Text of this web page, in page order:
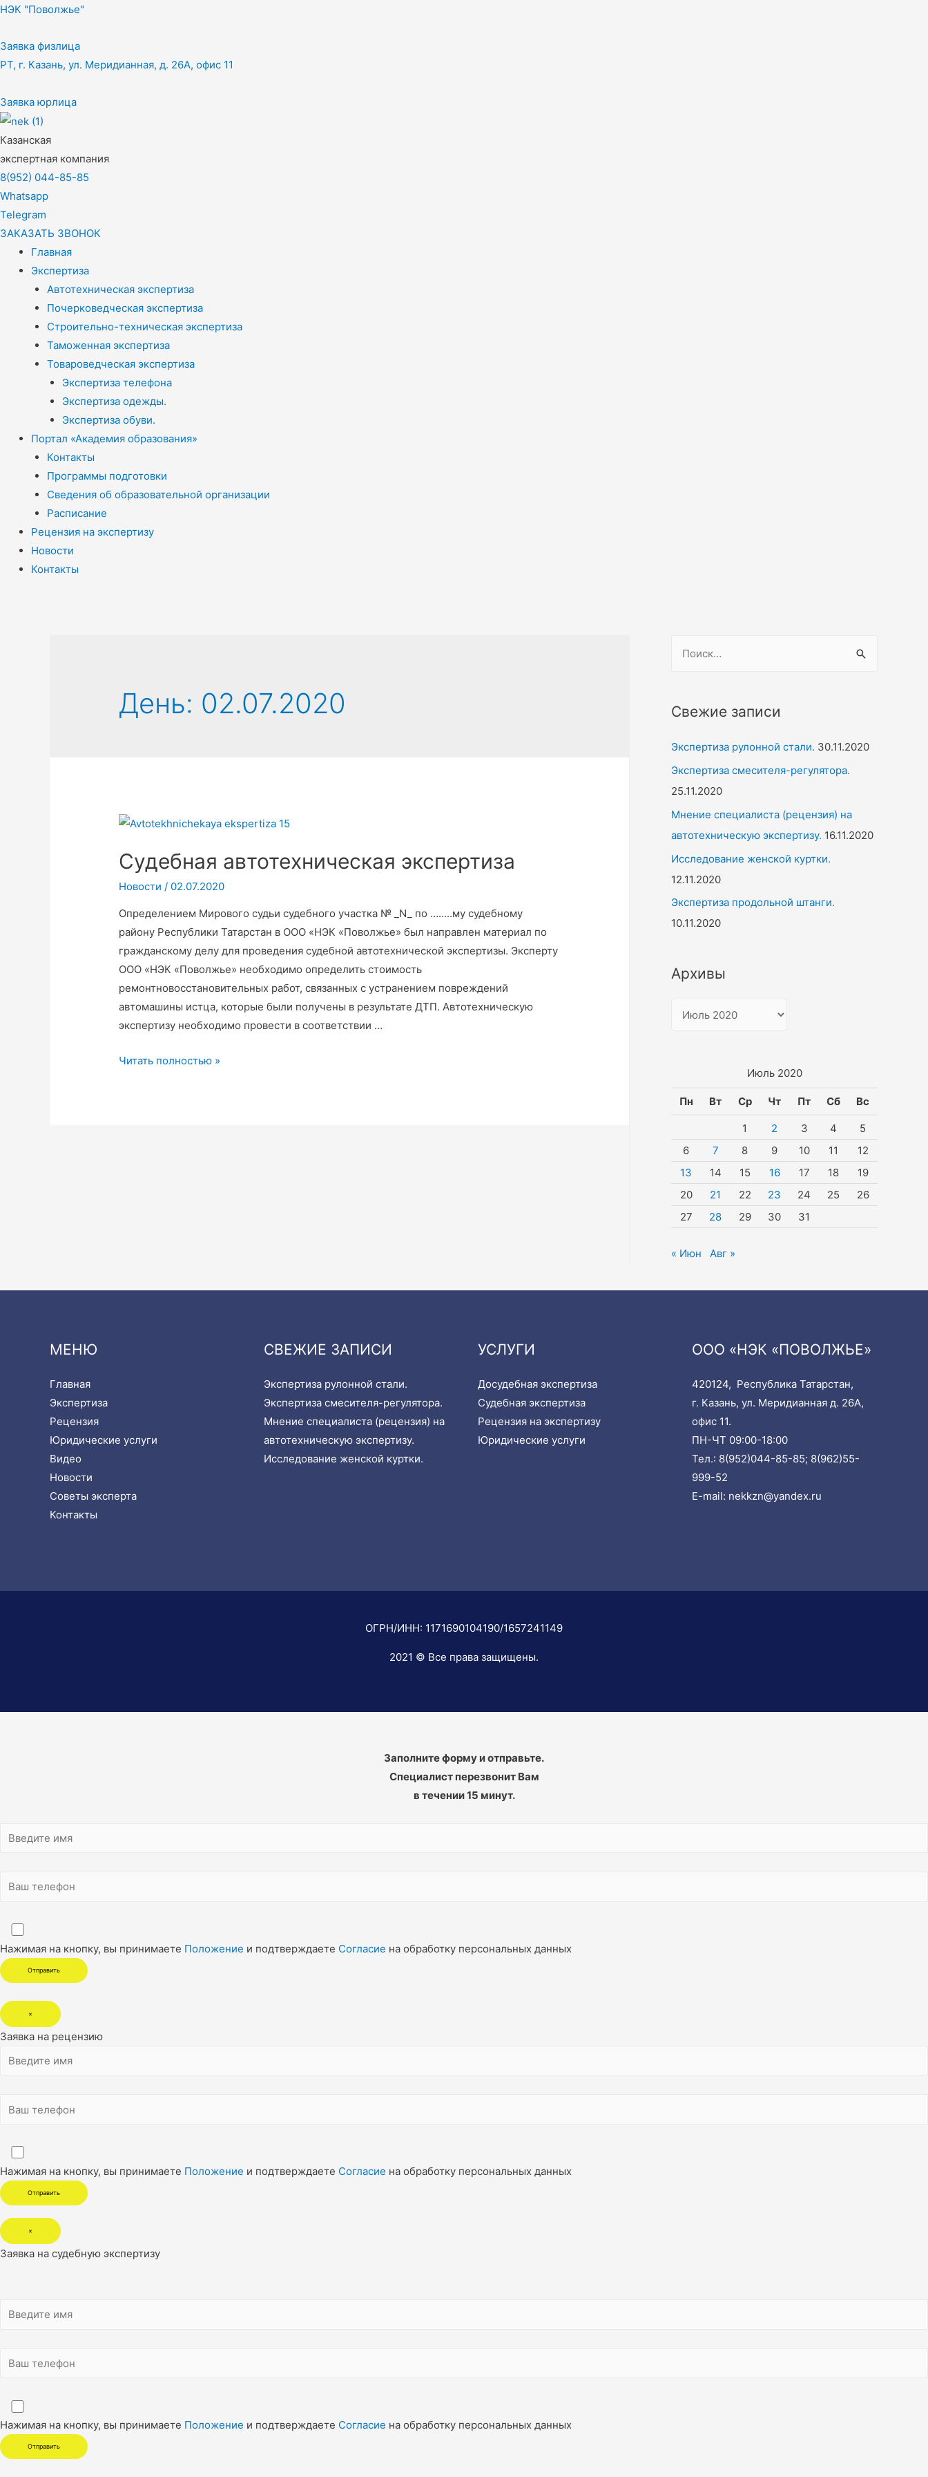
НЭК "Поволжье"
Заявка физлица
РТ, г. Казань, ул. Меридианная, д. 26А, офис 11
Заявка юрлица
Казанская
экспертная компания
8(952) 044-85-85
Whatsapp
Telegram
ЗАКАЗАТЬ ЗВОНОК
Главная
Экспертиза
Автотехническая экспертиза
Почерковедческая экспертиза
Строительно-техническая экспертиза
Таможенная экспертиза
Товароведческая экспертиза
Экспертиза телефона
Экспертиза одежды.
Экспертиза обуви.
Портал «Академия образования»
Контакты
Программы подготовки
Сведения об образовательной организации
Расписание
Рецензия на экспертизу
Новости
Контакты
День: 02.07.2020
Судебная автотехническая экспертиза
Новости / 02.07.2020
Определением Мирового судьи судебного участка № _N_ по ……..му судебному
району Республики Татарстан в ООО «НЭК «Поволжье» был направлен материал по
гражданскому делу для проведения судебной автотехнической экспертизы. Эксперту
ООО «НЭК «Поволжье» необходимо определить стоимость
ремонтновосстановительных работ, связанных с устранением повреждений
автомашины истца, которые были получены в результате ДТП. Автотехническую
экспертизу необходимо провести в соответствии …
Судебная
Читать полностью »
т
:
Свежие записи
Экспертиза рулонной стали. 30.11.2020
Экспертиза смесителя-регулятора.
25.11.2020
Мнение специалиста (рецензия) на
автотехническую экспертизу. 16.11.2020
Исследование женской куртки.
12.11.2020
Экспертиза продольной штанги.
10.11.2020
Архивы
Июль 2020
Пн Вт Ср Чт Пт Сб Вс
1 2 3 4
5
6
7 8 9 10 11
12
13
14 15 16 17 18
19
20
21 22 23 24 25
26
27
28 29 30 31
« Июн Авг »
МЕНЮ
Главная
Экспертиза
Рецензия
Юридические услуги
Видео
Новости
Советы эксперта
Контакты
СВЕЖИЕ ЗАПИСИ
Экспертиза рулонной стали.
Экспертиза смесителя-регулятора.
Мнение специалиста (рецензия) на
автотехническую экспертизу.
Исследование женской куртки.
УСЛУГИ
Досудебная экспертиза
Судебная экспертиза
Рецензия на экспертизу
Юридические услуги
ООО «НЭК «ПОВОЛЖЬЕ»
420124, Республика Татарстан,
г. Казань, ул. Меридианная д. 26А,
офис 11.
ПН-ЧТ 09:00-18:00
Тел.: 8(952)044-85-85; 8(962)55-
999-52
E-mail: nekkzn@yandex.ru
ОГРН/ИНН: 1171690104190/1657241149
2021 © Все права защищены.
Заполните форму и отправьте.
Специалист перезвонит Вам
в течении 15 минут.
Нажимая на кнопку, вы принимаете Положение и подтверждаете Согласие на обработку персональных данных
×
Заявка на рецензию
Нажимая на кнопку, вы принимаете Положение и подтверждаете Согласие на обработку персональных данных
×
Заявка на судебную экспертизу
Нажимая на кнопку, вы принимаете Положение и подтверждаете Согласие на обработку персональных данных